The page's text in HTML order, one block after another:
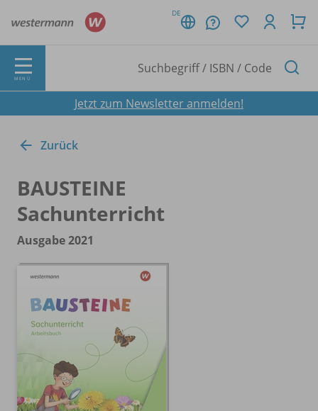
DE
MENÜ
Jetzt zum Newsletter anmelden!
Zurück
BAUSTEINE
Sachunterricht
Ausgabe 2021